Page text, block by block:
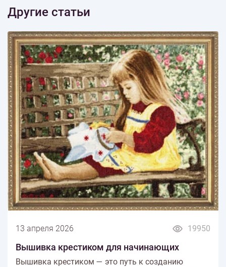
Другие статьи
19950
13 апреля 2026
Вышивка крестиком для начинающих
Вышивка крестиком — это путь к созданию